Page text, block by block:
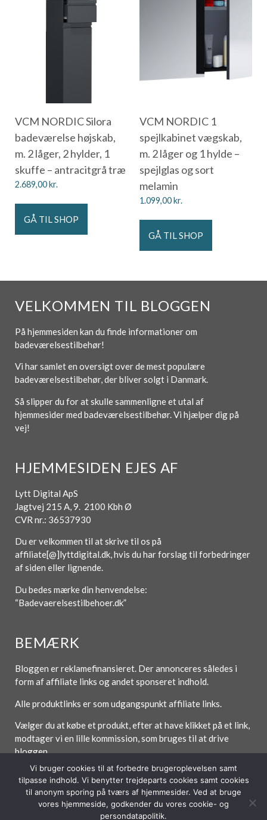
VCM NORDIC Silora
badeværelse højskab,
m. 2 låger, 2 hylder, 1
skuffe – antracitgrå træ
2.689,00kr.
GÅ TIL SHOP
VCM NORDIC 1
spejlkabinet vægskab,
m. 2 låger og 1 hylde –
spejlglas og sort
melamin
1.099,00kr.
GÅ TIL SHOP
VELKOMMEN TIL BLOGGEN
På hjemmesiden kan du finde informationer om
badeværelsestilbehør!
Vi har samlet en oversigt over de mest populære
badeværelsestilbehør, der bliver solgt i Danmark.
Så slipper du for at skulle sammenligne et utal af
hjemmesider med badeværelsestilbehør. Vi hjælper dig på
vej!
HJEMMESIDEN EJES AF
Lytt Digital ApS
Jagtvej 215 A, 9. 2100 Kbh Ø
CVR nr.: 36537930
Du er velkommen til at skrive til os på
affiliate[@]lyttdigital.dk, hvis du har forslag til forbedringer
af siden eller lignende.
Du bedes mærke din henvendelse:
“Badevaerelsestilbehoer.dk”
BEMÆRK
Bloggen er reklamefinansieret. Der annonceres således i
form af affiliate links og andet sponseret indhold.
Alle produktlinks er som udgangspunkt affiliate links.
Vælger du at købe et produkt, efter at have klikket på et link,
modtager vi en lille kommission, som bruges til at drive
bloggen.
Forside Om / Kontakt Betingelser
Vi bruger cookies til at forbedre brugeroplevelsen samt
tilpasse indhold. Vi benytter trejdeparts cookies samt cookies
til anonym sporing på tværs af hjemmesider. Ved at bruge
vores hjemmeside, godkender du vores cookie- og
persondatapolitik.